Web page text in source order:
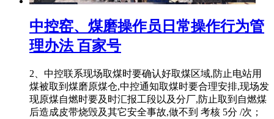
中控窑、煤磨操作员日常操作行为管
理办法 百家号
2、中控联系现场取煤时要确认好取煤区域,防止电站用
煤被取到煤磨原煤仓,中控通知取煤时要合理安排,现场发
现原煤自燃时要及时汇报工段以及分厂,防止取到自燃煤
后造成皮带烧毁及其它安全事故,做不到 考核 5分 /次；